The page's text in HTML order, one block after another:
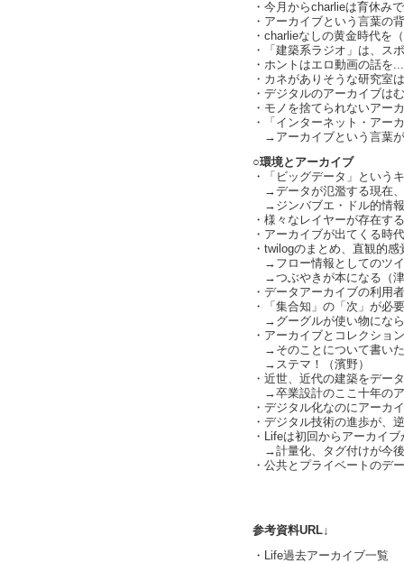
・今月からcharlieは育休み
・アーカイブという言葉の
・charlieなしの黄金時代を
・「建築系ラジオ」は、ス
・ホントはエロ動画の話を
・カネがありそうな研究室
・デジタルのアーカイブは
・モノを捨てられないアー
・「インターネット・アー
→アーカイブという言葉が
○環境とアーカイブ
・「ビッグデータ」という
→データが氾濫する現在
→ジンバブエ・ドル的情
・様々なレイヤーが存在す
・アーカイブが出てくる時
・twilogのまとめ、直観的
→フロー情報としてのツ
→つぶやきが本になる（
・データアーカイブの利用
・「集合知」の「次」が必
→グーグルが使い物にな
・アーカイブとコレクショ
→そのことについて書い
→ステマ！（濱野）
・近世、近代の建築をデー
→卒業設計のここ十年のア
・デジタル化なのにアーカ
・デジタル技術の進歩が、
・Lifeは初回からアーカイ
→計量化、タグ付けが今
・公共とプライベートのデ
参考資料URL↓
・Life過去アーカイブ一覧